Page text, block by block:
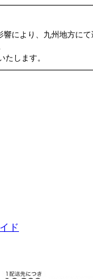
により、九州地方に
します。
ド